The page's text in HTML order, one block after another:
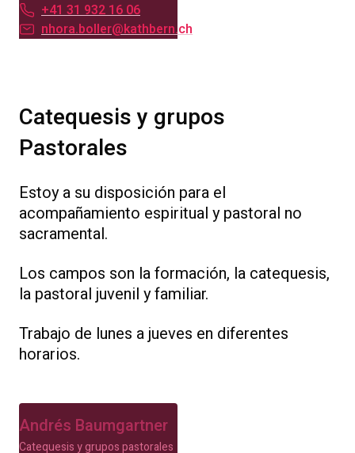
+41 31 932 16 06
nhora.boller@kathbern.ch
Catequesis y grupos
Pastorales
Estoy a su disposición para el
acompañamiento espiritual y pastoral no
sacramental.
Los campos son la formación, la catequesis,
la pastoral juvenil y familiar.
Trabajo de lunes a jueves en diferentes
horarios.
Andrés Baumgartner
Catequesis y grupos pastorales